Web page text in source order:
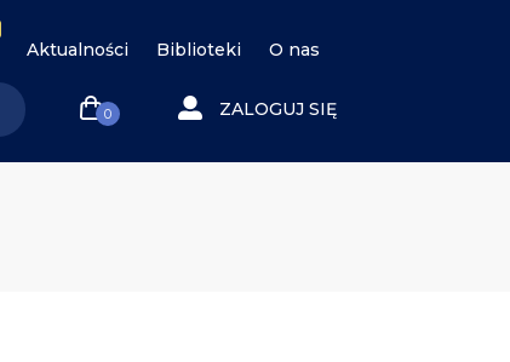
Aktualności Biblioteki O nas
0 ZALOGUJ SIĘ